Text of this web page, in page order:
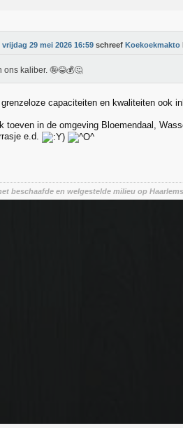
vrijdag 29 mei 2026 16:59 schreef Koekoekmakto
ons kaliber. 🤪😂💰🤔
grenzeloze capaciteiten en kwaliteiten ook
toeven in de omgeving Bloemendaal,
e.d.
beschaafde en welgestelde milieu op